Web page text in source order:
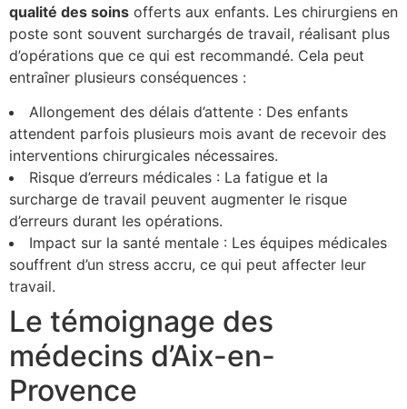
qualité des soins offerts aux enfants. Les chirurgiens en
poste sont souvent surchargés de travail, réalisant plus
d’opérations que ce qui est recommandé. Cela peut
entraîner plusieurs conséquences :
Allongement des délais d’attente : Des enfants
attendent parfois plusieurs mois avant de recevoir des
interventions chirurgicales nécessaires.
Risque d’erreurs médicales : La fatigue et la
surcharge de travail peuvent augmenter le risque
d’erreurs durant les opérations.
Impact sur la santé mentale : Les équipes médicales
souffrent d’un stress accru, ce qui peut affecter leur
travail.
Le témoignage des
médecins d’Aix-en-
Provence